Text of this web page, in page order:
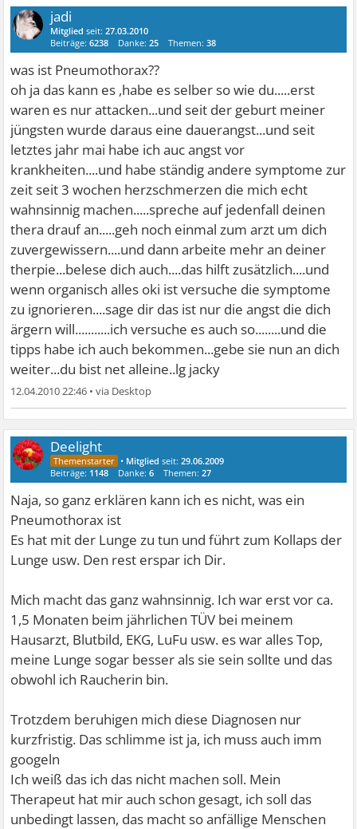
jadi
Mitglied seit:27.03.2010
Beiträge:6238 Danke:25 Themen:38
was ist Pneumothorax??
oh ja das kann es ,habe es selber so wie du.....erst
waren es nur attacken...und seit der geburt meiner
jüngsten wurde daraus eine dauerangst...und seit
letztes jahr mai habe ich auc angst vor
krankheiten....und habe ständig andere symptome zur
zeit seit 3 wochen herzschmerzen die mich echt
wahnsinnig machen.....spreche auf jedenfall deinen
thera drauf an.....geh noch einmal zum arzt um dich
zuvergewissern....und dann arbeite mehr an deiner
therpie...belese dich auch....das hilft zusätzlich....und
wenn organisch alles oki ist versuche die symptome
zu ignorieren....sage dir das ist nur die angst die dich
ärgern will...........ich versuche es auch so........und die
tipps habe ich auch bekommen...gebe sie nun an dich
weiter...du bist net alleine..lg jacky
12.04.2010 22:46 •
Deelight
• Mitglied seit:29.06.2009
Beiträge: 1148 Danke:6 Themen:27
Naja, so ganz erklären kann ich es nicht, was ein
Pneumothorax ist
Es hat mit der Lunge zu tun und führt zum Kollaps der
Lunge usw. Den rest erspar ich Dir.
Mich macht das ganz wahnsinnig. Ich war erst vor ca.
1,5 Monaten beim jährlichen TÜV bei meinem
Hausarzt, Blutbild, EKG, LuFu usw. es war alles Top,
meine Lunge sogar besser als sie sein sollte und das
obwohl ich Raucherin bin.
Trotzdem beruhigen mich diese Diagnosen nur
kurzfristig. Das schlimme ist ja, ich muss auch imm
googeln
Ich weiß das ich das nicht machen soll. Mein
Therapeut hat mir auch schon gesagt, ich soll das
unbedingt lassen, das macht so anfällige Menschen